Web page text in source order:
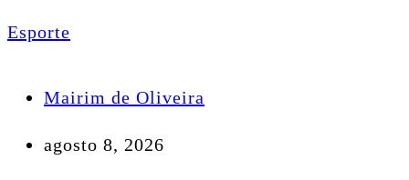
Esporte
Mairim de Oliveira
agosto 8, 2026